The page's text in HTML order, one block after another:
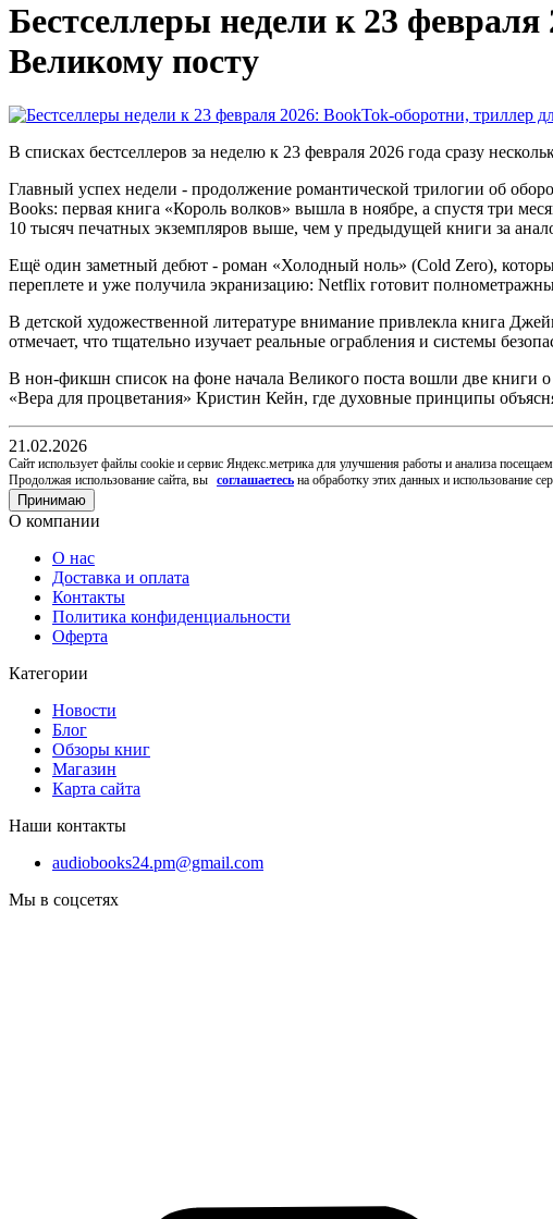
Бестселлеры недели к 23
Великому посту
В списках бестселлеров за неделю к 23 февраля 2026 года сразу
Главный успех недели - продолжение романтической трилогии об
Books: первая книга «Король волков» вышла в ноябре, а спустя три
10 тысяч печатных экземпляров выше, чем у предыдущей книги за
Ещё один заметный дебют - роман «Холодный ноль» (Cold Zero),
переплете и уже получила экранизацию: Netflix готовит
В детской художественной литературе внимание привлекла книга
отмечает, что тщательно изучает реальные ограбления и системы
В нон-фикшн список на фоне начала Великого поста вошли две книги
«Вера для процветания» Кристин Кейн, где духовные принципы
21.02.2026
Cайт использует файлы cookie и сервис Яндекс.метрика для улучшения работы и анализа
Продолжая использование сайта, вы соглашаетесь на обработку этих данных и использование
Принимаю
О компании
О нас
Доставка и оплата
Контакты
Политика конфиденциальности
Оферта
Категории
Новости
Блог
Обзоры книг
Магазин
Карта сайта
Наши контакты
audiobooks24.pm@gmail.com
Мы в соцсетях